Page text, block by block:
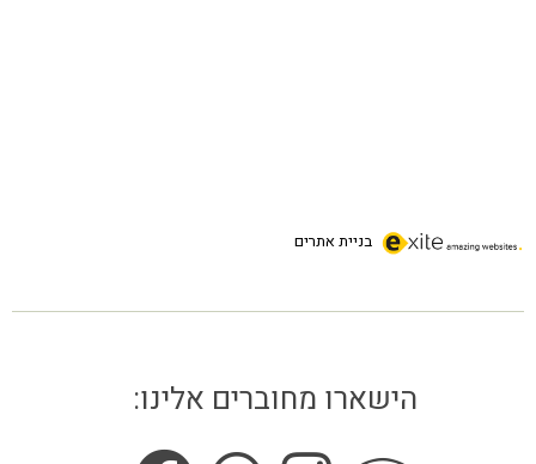
בניית אתרים
הישארו מחוברים אלינו: